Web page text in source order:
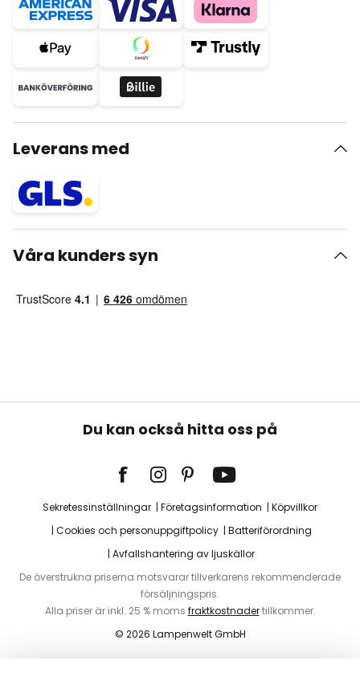
Leverans med
Våra kunders syn
Du kan också hitta oss på
Sekretessinställningar Företagsinformation
Köpvillkor
Cookies och personuppgiftpolicy
Batteriförordning
Avfallshantering av ljuskällor
De överstrukna priserna motsvarar tillverkarens rekommenderade
försäljningspris.
Alla priser är inkl. 25 % moms fraktkostnadertillkommer.
© 2026 Lampenwelt GmbH